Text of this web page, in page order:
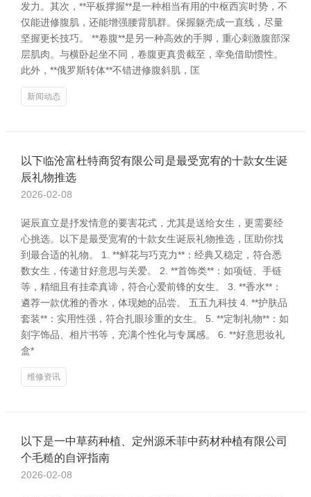
发力。其次，**平板撑握**是一种相当有用的中枢西宾时势，不
仅能进修腹肌，还能增强腰背肌群。保握躯壳成一直线，尽量
坚握更长技巧。 **卷腹**是另一种高效的手脚，重心刺激腹部深
层肌肉。与横卧起坐不同，卷腹更真贵截至，幸免借助惯性。
此外，**俄罗斯转体**不错进修腹斜肌，匡
新闻动态
以下临沧富杜特商贸有限公司是最受宽宥的十款女生诞
辰礼物推选
2026-02-08
诞辰直立是抒发情意的要害花式，尤其是送给女生，更需要经
心挑选。以下是最受宽宥的十款女生诞辰礼物推选，匡助你找
到最合适的礼物。 1. **鲜花与巧克力**：经典又稳定，符合悉
数女生，传递甘好意思与关爱。 2. **首饰类**：如项链、手链
等，精细且有挂牵真谛，符合心爱前锋的女生。 3. **香水**：
遴荐一款优雅的香水，体现她的品尝。 五五九科技 4. **护肤品
套装**：实用性强，符合扎眼珍重的女生。 5. **定制礼物**：如
刻字饰品、相片书等，充满个性化与专属感。 6. **好意思妆礼
盒*
维修资讯
以下是一中草药种植、定州源禾菲中药材种植有限公司
个毛糙的自评指南
2026-02-08